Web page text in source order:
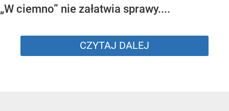
„W ciemno” nie załatwia sprawy....
CZYTAJ DALEJ